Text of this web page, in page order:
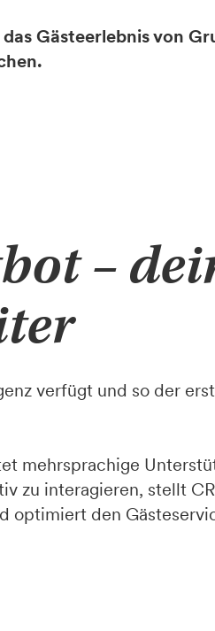
Gästeerlebnis von
–
verfügt und so der
mehrsprachige
zu interagieren, stellt
optimiert den